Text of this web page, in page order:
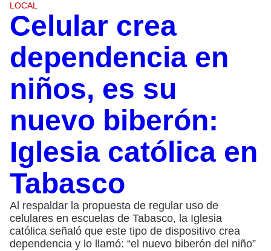
LOCAL
Celular crea
dependencia en
niños, es su
nuevo biberón:
Iglesia católica en
Tabasco
Al respaldar la propuesta de regular uso de
celulares en escuelas de Tabasco, la Iglesia
católica señaló que este tipo de dispositivo crea
dependencia y lo llamó: “el nuevo biberón del niño”